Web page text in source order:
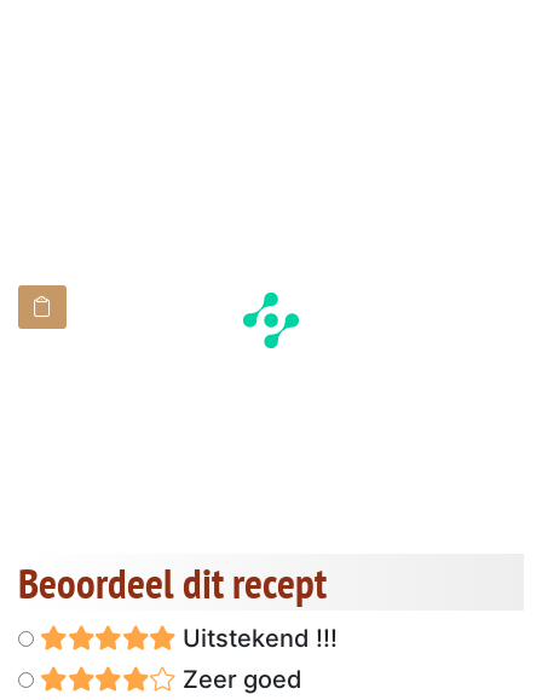
Beoordeel dit recept
Uitstekend !!!
Zeer goed